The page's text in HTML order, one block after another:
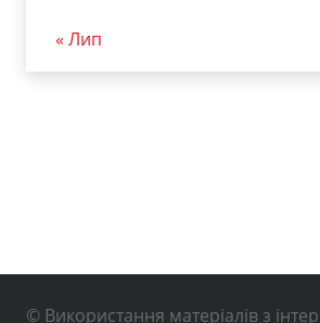
« Лип
© Використання матеріалів з